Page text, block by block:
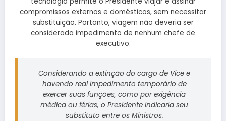
compromissos externos e domésticos, sem necessitar
substituição. Portanto, viagem não deveria ser
considerada impedimento de nenhum chefe de
executivo.
Considerando a extinção do cargo de Vice e
havendo real impedimento temporário de
exercer suas funções, como por exigência
médica ou férias, o Presidente indicaria seu
substituto entre os Ministros.